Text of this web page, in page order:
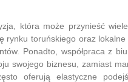
która może przynieść wiele
rynku toruńskiego oraz
Ponadto, współpraca z
swojego biznesu, zamiast
oferują elastyczne